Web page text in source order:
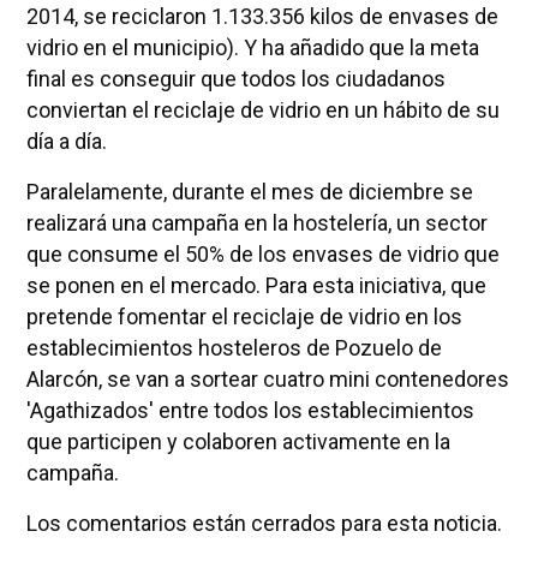
2014, se reciclaron 1.133.356 kilos de envases de
vidrio en el municipio). Y ha añadido que la meta
final es conseguir que todos los ciudadanos
conviertan el reciclaje de vidrio en un hábito de su
día a día.
Paralelamente, durante el mes de diciembre se
realizará una campaña en la hostelería, un sector
que consume el 50% de los envases de vidrio que
se ponen en el mercado. Para esta iniciativa, que
pretende fomentar el reciclaje de vidrio en los
establecimientos hosteleros de Pozuelo de
Alarcón, se van a sortear cuatro mini contenedores
'Agathizados' entre todos los establecimientos
que participen y colaboren activamente en la
campaña.
Los comentarios están cerrados para esta noticia.